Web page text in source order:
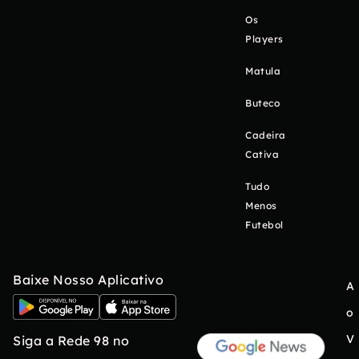
Os
Players
Matula
Buteco
Cadeira
Cativa
Tudo
Menos
Futebol
Baixe Nosso Aplicativo
Siga a Rede 98 no
A
o
V